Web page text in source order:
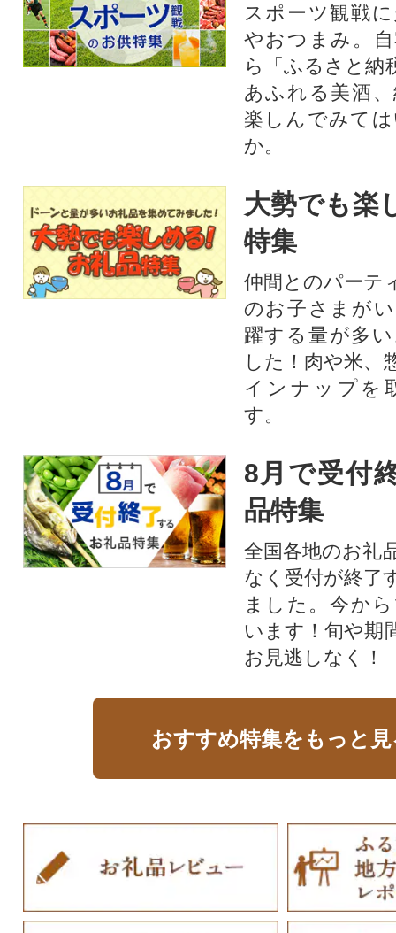
スポーツ観戦
やおつまみ。
ら「ふるさと納
あふれる美酒
楽しんでみて
か。
大勢でも楽
特集
仲間とのパーテ
のお子さまが
躍する量が多
した！肉や米、
インナップを
す。
8月で受付
品特集
全国各地のお礼
なく受付が終了
ました。今か
います！旬や期
お見逃しなく！
おすすめ特集をもっと